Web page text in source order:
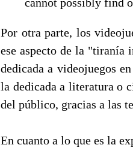
Por otra parte, los
ese aspecto de la "tiranía
dedicada a videojuegos
la dedicada a literatura o
del público, gracias a las
En cuanto a lo que es la